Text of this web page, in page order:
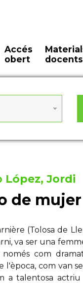
Accés
obert
docents
López, Jordi
de mujer
(Tolosa de
va ser una
com
l'època, com van
a talentosa